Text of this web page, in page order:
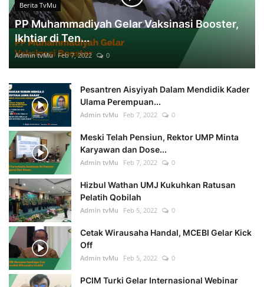
Berita TvMu
PP Muhammadiyah Gelar Vaksinasi Booster,
Ikhtiar di Ten...
Admin tvMu Feb 7, 2022 0
Pesantren Aisyiyah Dalam Mendidik Kader
Ulama Perempuan...
Admin tvMu Feb 7, 2022 0
Meski Telah Pensiun, Rektor UMP Minta
Karyawan dan Dose...
Admin tvMu Feb 7, 2022 0
Hizbul Wathan UMJ Kukuhkan Ratusan
Pelatih Qobilah
Admin tvMu Feb 5, 2022 0
Cetak Wirausaha Handal, MCEBI Gelar Kick
Off
Admin tvMu Feb 5, 2022 0
PCIM Turki Gelar Internasional Webinar